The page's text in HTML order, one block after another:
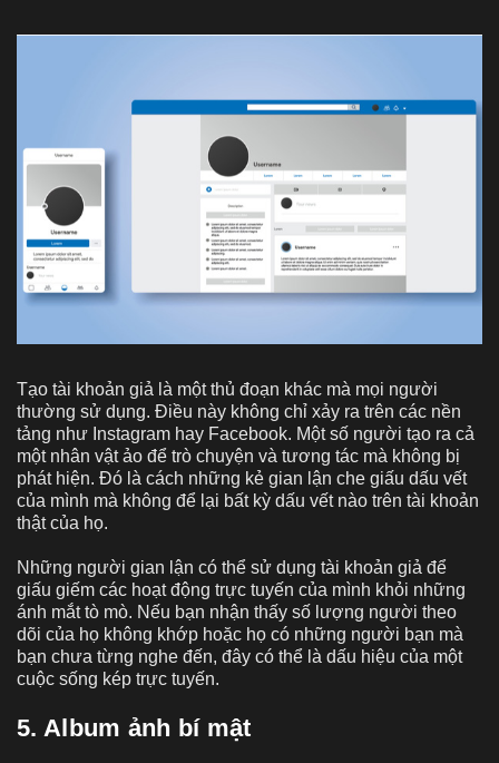
Tạo tài khoản giả là một thủ đoạn khác mà mọi người
thường sử dụng. Điều này không chỉ xảy ra trên các nền
tảng như Instagram hay Facebook. Một số người tạo ra cả
một nhân vật ảo để trò chuyện và tương tác mà không bị
phát hiện. Đó là cách những kẻ gian lận che giấu dấu vết
của mình mà không để lại bất kỳ dấu vết nào trên tài khoản
thật của họ.
Những người gian lận có thể sử dụng tài khoản giả để
giấu giếm các hoạt động trực tuyến của mình khỏi những
ánh mắt tò mò. Nếu bạn nhận thấy số lượng người theo
dõi của họ không khớp hoặc họ có những người bạn mà
bạn chưa từng nghe đến, đây có thể là dấu hiệu của một
cuộc sống kép trực tuyến.
5. Album ảnh bí mật